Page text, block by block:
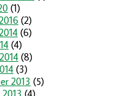
(1)
(2)
(6)
(4)
(8)
(3)
2013 (5)
(4)